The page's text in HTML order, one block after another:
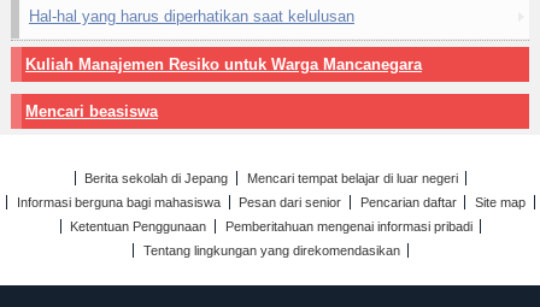
Hal-hal yang harus diperhatikan saat kelulusan
Kuliah Manajemen Resiko untuk Warga Mancanegara
Mencari beasiswa
Berita sekolah di Jepang
Mencari tempat belajar di luar negeri
Informasi berguna bagi mahasiswa
Pesan dari senior Pencarian daftar
Site map
Ketentuan Penggunaan
Pemberitahuan mengenai informasi pribadi
Tentang lingkungan yang direkomendasikan